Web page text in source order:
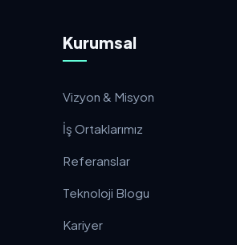
Kurumsal
Vizyon & Misyon
İş Ortaklarımız
Referanslar
Teknoloji Blogu
Kariyer